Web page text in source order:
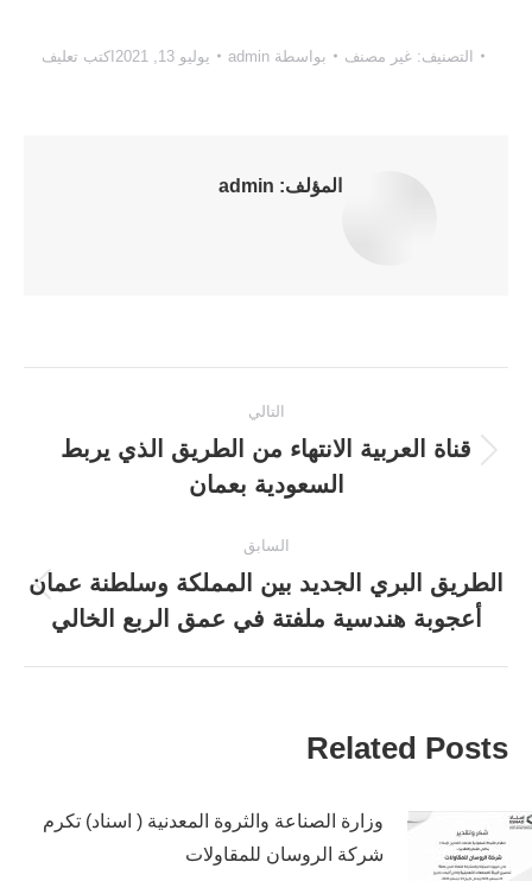
التصنيف:غير مصنف بواسطةadmin يوليو 13, 2021 اكتب تعليف
المؤلف:
navigation
السابق
المقالة
السابقة:
الطريق البري الجديد بين المملكة وسلطنة عمان
أعجوبة هندسية ملفتة في عمق الربع الخالي
التالي
المقالة
التالية:
قناة العربية الانتهاء من الطريق الذي يربط
السعودية بعمان
Related Posts
وزارة الصناعة والثروة المعدنية ( اسناد) ‏تكرم
شركة الروسان للمقاولات